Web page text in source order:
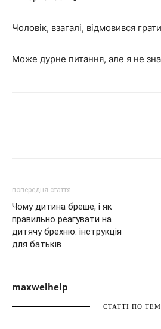
Чоловік, взагалі, відмовився
Може дурне питання, але я не
попередня стаття
Чому дитина бреше, і як
правильно реагувати на
дитячу брехню: інструкція
для батьків
maxwelhelp
СТАТТІ ПО